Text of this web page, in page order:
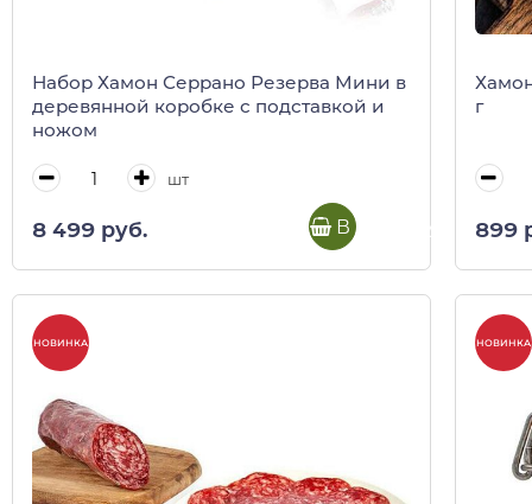
Набор Хамон Серрано Резерва Мини в
деревянной коробке с подставкой и
ножом
шт
8 499 руб. В корзину
г
899
НОВИНКА НОВИНКА